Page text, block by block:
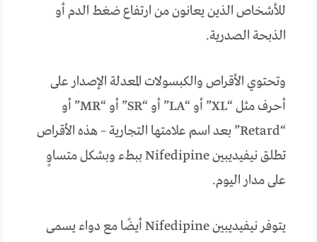
للأشخاص الذين يعانون من ارتفاع ضغط الدم أو
الذبحة الصدرية.
وتحتوي الأقراص والكبسولات المعدلة الإصدار على
أحرف مثل “XL” أو “LA” أو “SR” أو “MR” أو
“Retard” بعد اسم علامتها التجارية – هذه الأقراص
تطلق نيفيديبين Nifedipine ببطء وبشكل متساوٍ
على مدار اليوم.
يتوفر نيفيديبين Nifedipine أيضًا مع دواء يسمى